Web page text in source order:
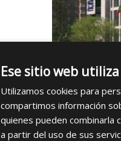
Ese sitio web
Utilizamos cookies para
compartimos información
quienes pueden combinarla
a partir del uso de sus